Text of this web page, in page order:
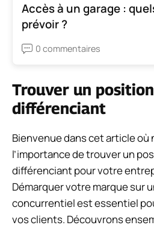
Accès à un garage :
prévoir ?
0 commentaires
Trouver un
différenciant
Bienvenue dans cet article où
l’importance de trouver un
différenciant pour votre
Démarquer votre marque sur
concurrentiel est essentiel
vos clients. Découvrons